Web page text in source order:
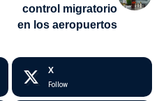
control migratorio
en los aeropuertos
X
Follow